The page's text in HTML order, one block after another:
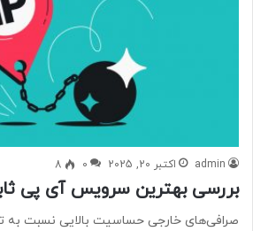
admin اکتبر 20, 2025 0
8
بررسی بهترین سرویس آی پی
صرافی‌های خارجی حساسیت بالایی نسبت به